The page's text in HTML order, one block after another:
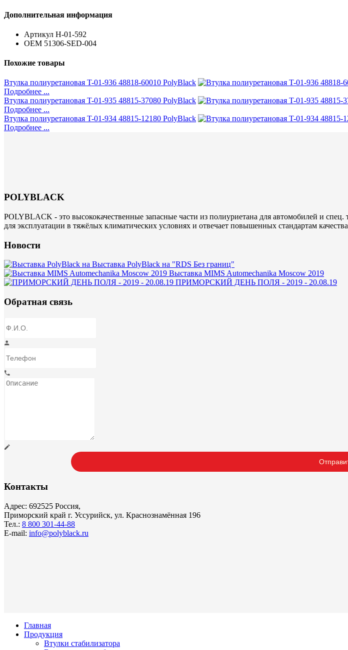
Дополнительная информация
Артикул H-01-592
ОЕМ 51306-SED-004
Похожие товары
Втулка полиуретановая T-01-936 48818-60010 PolyBlack
Подробнее ...
Втулка полиуретановая T-01-935 48815-37080 PolyBlack
Подробнее ...
Втулка полиуретановая T-01-934 48815-12180 PolyBlack
Подробнее ...
POLYBLACK
POLYBLACK - это высококачественные запасные части из полиуриетана для автомобилей и
для эксплуатации в тяжёлых климатических условиях и отвечает повышенных стандартам
Новости
Выставка PolyBlack на "RDS Без границ"
Выставка MIMS Automechanika Moscow 2019
ПРИМОРСКИЙ ДЕНЬ ПОЛЯ - 2019 - 20.08.19
Обратная связь
Контакты
Адрес: 692525 Россия,
Приморский край г. Уссурийск, ул. Краснознамённая 196
Тел.: 8 800 301-44-88
E-mail: info@polyblack.ru
Главная
Продукция
Втулки стабилизатора